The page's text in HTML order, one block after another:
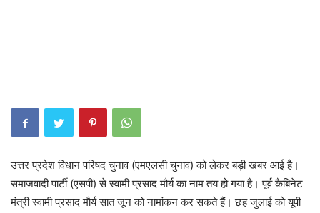
उत्तर प्रदेश विधान परिषद चुनाव (एमएलसी चुनाव) को लेकर बड़ी खबर आई है।
समाजवादी पार्टी (एसपी) से स्वामी प्रसाद मौर्य का नाम तय हो गया है। पूर्व कैबिनेट
मंत्री स्वामी प्रसाद मौर्य सात जून को नामांकन कर सकते हैं। छह जुलाई को यूपी